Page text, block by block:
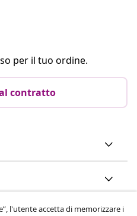
per il tuo ordine.
contratto
l'utente accetta di memorizzare i